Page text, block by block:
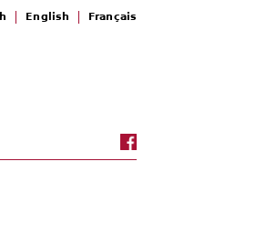
English Français